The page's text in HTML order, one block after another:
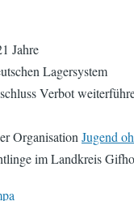
Jahre
Lagersystem
Verbot
Organisation Jugend
im Landkreis